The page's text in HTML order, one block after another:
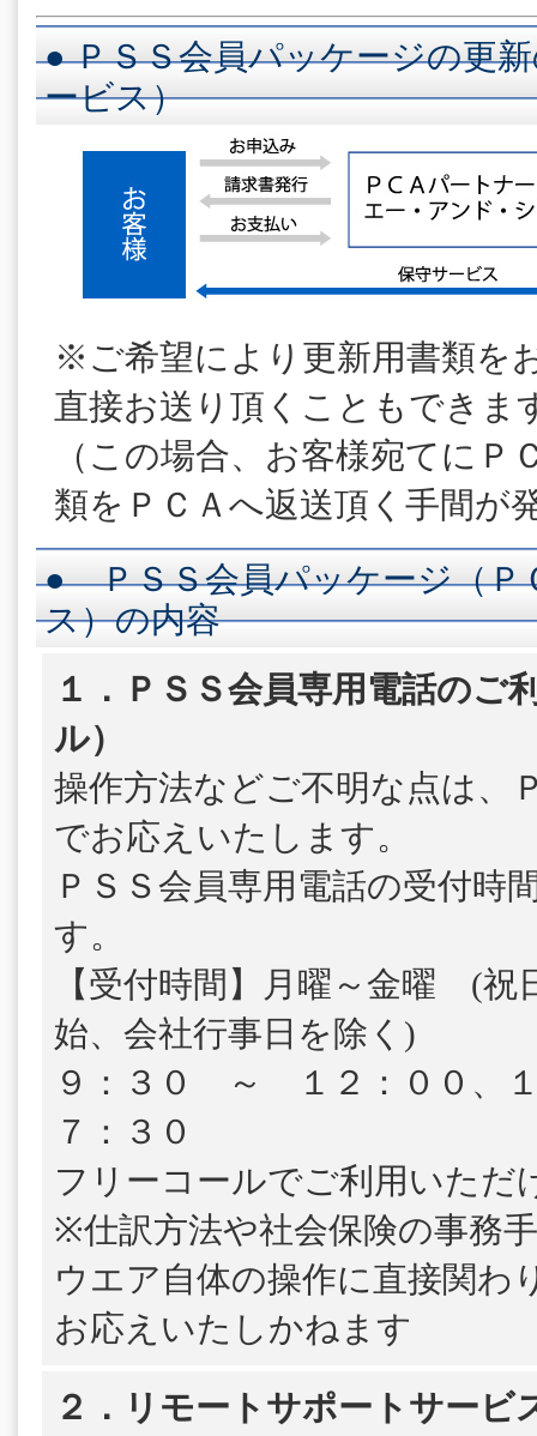
● ＰＳＳ会員パッケージの更
ービス）
※ご希望により更新用書類を
直接お送り頂くこともできま
（この場合、お客様宛てにＰ
類をＰＣＡへ返送頂く手間が
● ＰＳＳ会員パッケージ（Ｐ
ス）の内容
１．ＰＳＳ会員専用電話のご
ル）
操作方法などご不明な点は、
でお応えいたします。
ＰＳＳ会員専用電話の受付時
す。
【受付時間】月曜～金曜 (祝
始、会社行事日を除く)
９：３０ ～ １２：００、
７：３０
フリーコールでご利用いただ
※仕訳方法や社会保険の事務
ウエア自体の操作に直接関わ
お応えいたしかねます
２．リモートサポートサービ